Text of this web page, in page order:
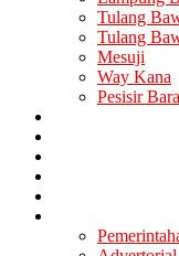
Tulang
Tulang
Mesuji
Way Kana
Pesisir